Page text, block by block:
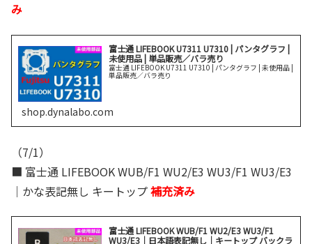
み
富士通 LIFEBOOK U7311 U7310 | パンタグラフ |
未使用品 | 単品販売／バラ売り
富士通 LIFEBOOK U7311 U7310 | パンタグラフ | 未使用品 |
単品販売／バラ売り
shop.dynalabo.com
（7/1）
■ 富士通 LIFEBOOK WUB/F1 WU2/E3 WU3/F1 WU3/E3
｜かな表記無し キートップ補充済み
富士通 LIFEBOOK WUB/F1 WU2/E3 WU3/F1
WU3/E3｜日本語表記無し｜キートップ バックラ